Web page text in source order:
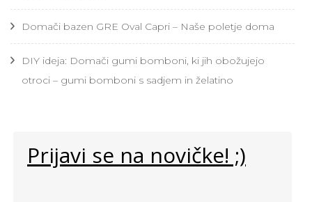
Domači bazen GRE Oval Capri – Naše poletje doma
DIY ideja: Domači gumi bomboni, ki jih obožujejo
otroci – gumi bomboni s sadjem in želatino
Prijavi se na novičke! ;)